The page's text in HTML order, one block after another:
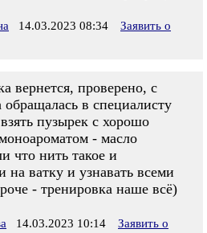
14.03.2023 08:34
Заявить о
вернется, проверено, с
обращалась в специалисту
пузырек с хорошо
- масло
что нить такое и
на ватку и узнавать всеми
- тренировка наше всё)
14.03.2023 10:14
Заявить о